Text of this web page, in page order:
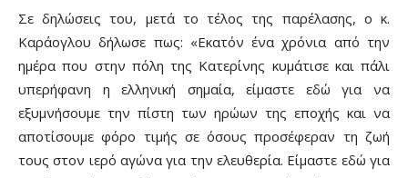
Σε δηλώσεις του, μετά το τέλος της παρέλασης, ο κ.
Καράογλου δήλωσε πως: «Εκατόν ένα χρόνια από την
ημέρα που στην πόλη της Κατερίνης κυμάτισε και πάλι
υπερήφανη η ελληνική σημαία, είμαστε εδώ για να
εξυμνήσουμε την πίστη των ηρώων της εποχής και να
αποτίσουμε φόρο τιμής σε όσους προσέφεραν τη ζωή
τους στον ιερό αγώνα για την ελευθερία. Είμαστε εδώ για